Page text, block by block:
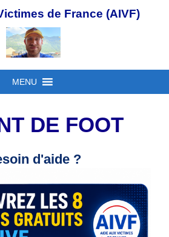
de France (AIVF)
MENU
DE FOOT
d'aide ?